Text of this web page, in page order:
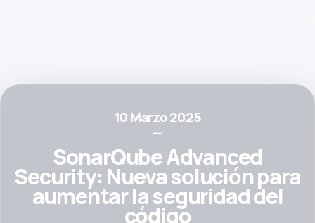
10 Marzo 2025
—
SonarQube Advanced
Security: Nueva solución para
aumentar la seguridad del
código